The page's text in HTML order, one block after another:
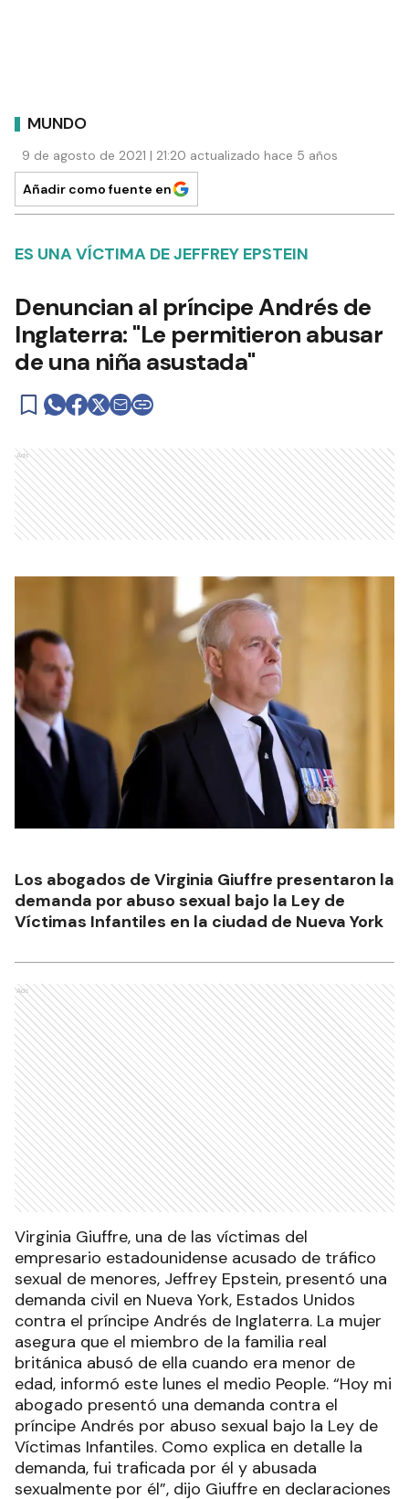
MUNDO
9 de agosto de 2021 | 21:20 actualizado hace 5 años
Añadir como fuente en
ES UNA VÍCTIMA DE JEFFREY EPSTEIN
Denuncian al príncipe Andrés de
Inglaterra: "Le permitieron abusar
de una niña asustada"
Ads
Los abogados de Virginia Giuffre presentaron la
demanda por abuso sexual bajo la Ley de
Víctimas Infantiles en la ciudad de Nueva York
Ads
Virginia Giuffre, una de las víctimas del
empresario estadounidense acusado de tráfico
sexual de menores, Jeffrey Epstein, presentó una
demanda civil en Nueva York, Estados Unidos
contra el príncipe Andrés de Inglaterra. La mujer
asegura que el miembro de la familia real
británica abusó de ella cuando era menor de
edad, informó este lunes el medio People. “Hoy mi
abogado presentó una demanda contra el
príncipe Andrés por abuso sexual bajo la Ley de
Víctimas Infantiles. Como explica en detalle la
demanda, fui traficada por él y abusada
sexualmente por él”, dijo Giuffre en declaraciones